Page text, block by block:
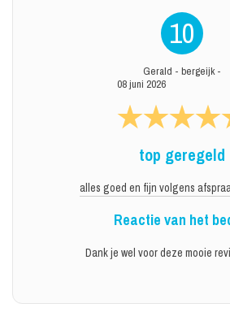
10
Gerald - bergeijk -
08 juni 2026
top geregeld
alles goed en fijn volgens
Reactie van het
Dank je wel voor deze mooie